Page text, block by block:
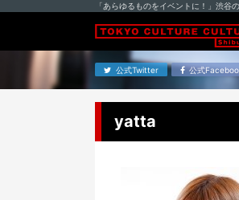
「あらゆるものをイベントに！」渋谷
公式Twitter 公式
yatta